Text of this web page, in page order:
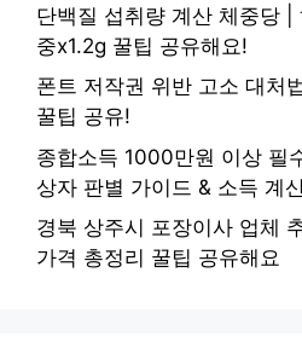
단백질 섭취량 계산 체중당 |
중x1.2g 꿀팁 공유해요!
폰트 저작권 위반 고소 대처
꿀팁 공유!
종합소득 1000만원 이상 필
상자 판별 가이드 & 소득 계
경북 상주시 포장이사 업체
가격 총정리 꿀팁 공유해요